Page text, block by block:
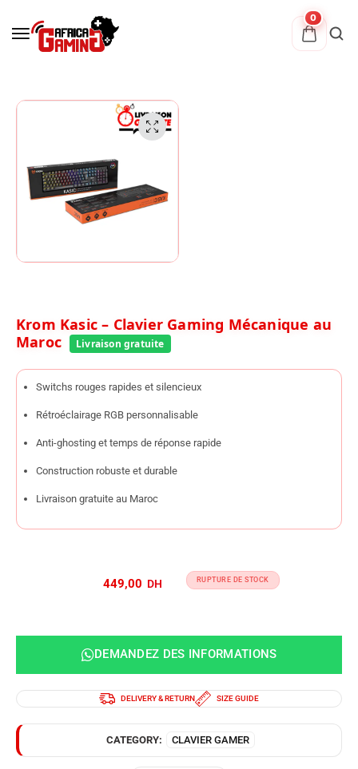
0
Krom Kasic – Clavier Gaming Mécanique au
Maroc
Switchs rouges rapides et silencieux
Rétroéclairage RGB personnalisable
Anti-ghosting et temps de réponse rapide
Construction robuste et durable
Livraison gratuite au Maroc
RUPTURE DE STOCK
DEMANDEZ DES INFORMATIONS
DELIVERY & RETURN SIZE GUIDE
CATEGORY: CLAVIER GAMER